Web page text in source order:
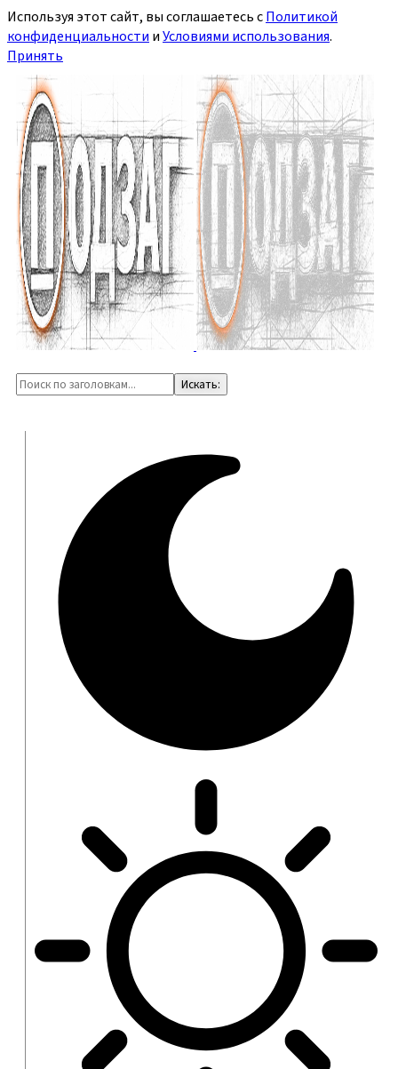
Используя этот сайт, вы соглашаетесь сПолитикой
конфиденциальности иУсловиями использования.
Принять